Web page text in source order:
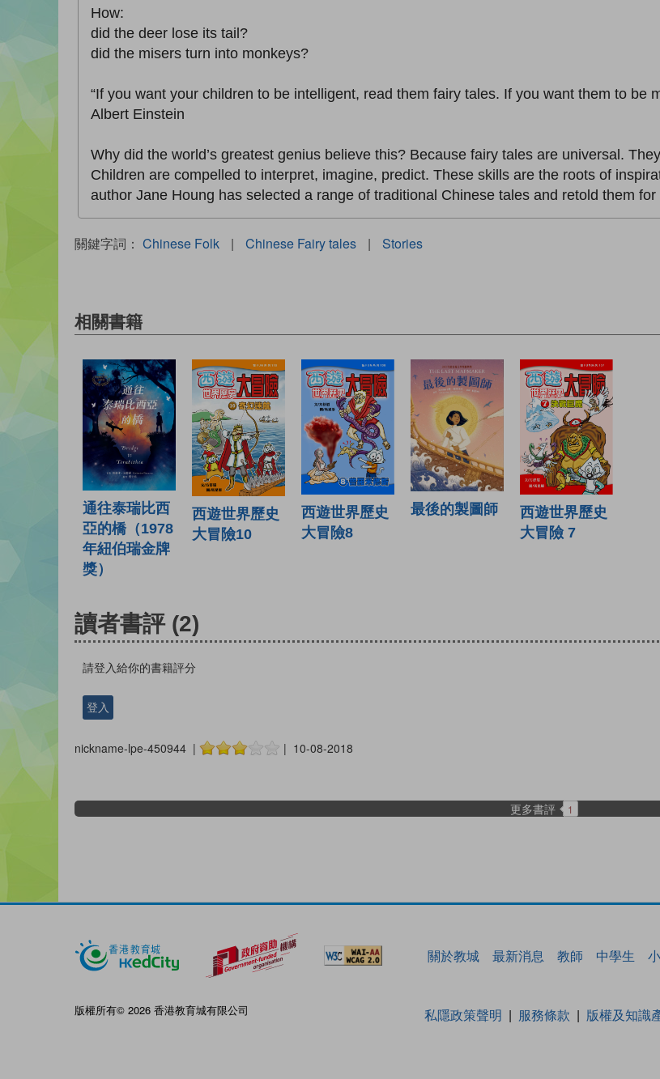
How:
did the deer lose its tail?
did the misers turn into monkeys?
“If you want your children to be intelligent, read them fairy tales. If you want them to be
Albert Einstein
Why did the world’s greatest genius believe this? Because fairy tales are universal.
Children are compelled to interpret, imagine, predict. These skills are the roots of
author Jane Houng has selected a range of traditional Chinese tales and retold them
關鍵字詞： Chinese Folk | Chinese Fairy tales | Stories
相關書籍
通往泰瑞比西
亞的橋（1978
年紐伯瑞金牌
獎）
西遊世界歷史
大冒險10
西遊世界歷史
大冒險8
最後的製圖師
西遊世界歷史
大冒險 7
讀者書評 (2)
請登入給你的書籍評分
登入
nickname-lpe-450944 | | 10-08-2018
更多書評 1
關於教城 最新消息 教師 中學生
版權所有© 2026 香港教育城有限公司 私隱政策聲明 服務條款 版權及知識